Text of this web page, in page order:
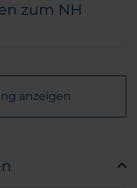
zum NH
anzeigen